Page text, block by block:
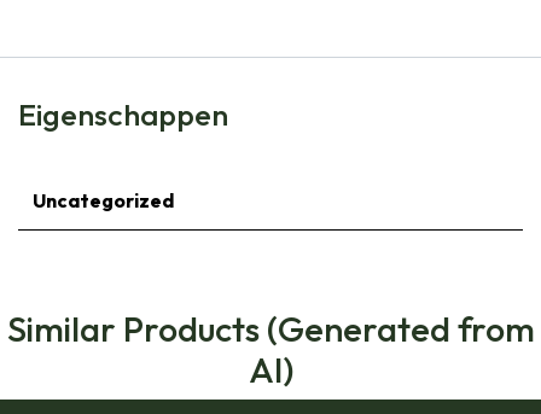
Eigenschappen
Uncategorized
Similar Products (Generated from
AI)